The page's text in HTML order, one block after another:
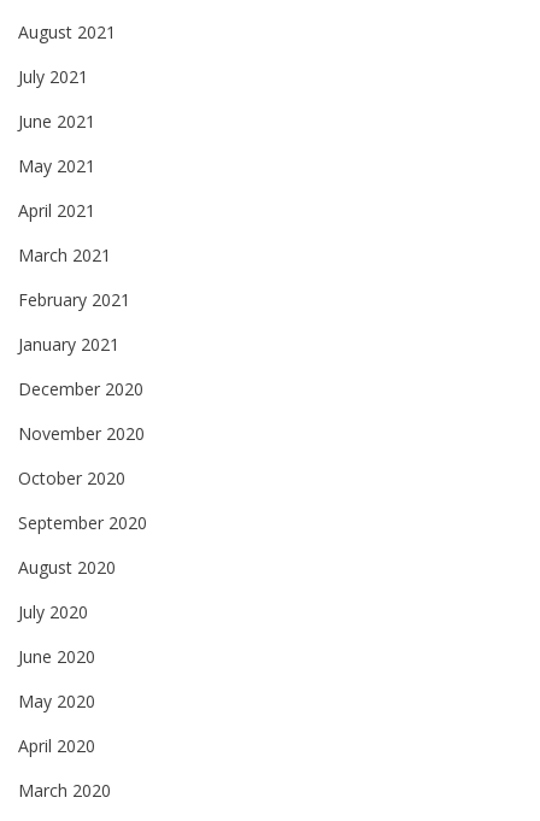
August 2021
July 2021
June 2021
May 2021
April 2021
March 2021
February 2021
January 2021
December 2020
November 2020
October 2020
September 2020
August 2020
July 2020
June 2020
May 2020
April 2020
March 2020